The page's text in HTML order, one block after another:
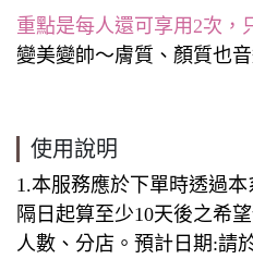
重點是每人還可享用2次，
變美變帥～膚質、顏質也
使用說明
1.本服務應於下單時透過
隔日起算至少10天後之希
人數、分店。預計日期:請